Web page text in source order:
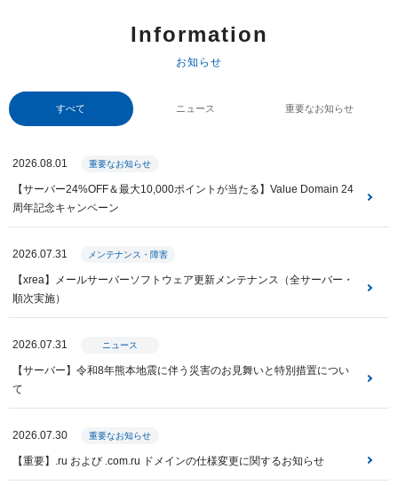
Information
お知らせ
すべて ニュース 重要なお知らせ
2026.08.01 重要なお知らせ
【サーバー24%OFF＆最大10,000ポイントが当たる】Value Domain 24
周年記念キャンペーン
2026.07.31 メンテナンス・障害
【xrea】メールサーバーソフトウェア更新メンテナンス（全サーバー・
順次実施）
2026.07.31 ニュース
【サーバー】令和8年熊本地震に伴う災害のお見舞いと特別措置につい
て
2026.07.30 重要なお知らせ
【重要】.ru および .com.ru ドメインの仕様変更に関するお知らせ